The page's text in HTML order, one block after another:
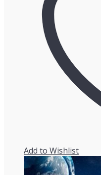
Add to Wishlist